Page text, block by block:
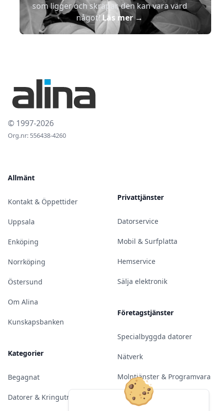
som ligger och skräpar, den kan vara värd
något!Läs mer→
© 1997-2026
Org.nr: 556438-4260
Allmänt
Kontakt & Öppettider
Uppsala
Enköping
Norrköping
Östersund
Om Alina
Kunskapsbanken
Kategorier
Begagnat
Datorer & Kringutrustning
Privattjänster
Datorservice
Mobil & Surfplatta
Hemservice
Sälja elektronik
Företagstjänster
Specialbyggda datorer
Nätverk
Molntjänster & Programvara
Server & Backup